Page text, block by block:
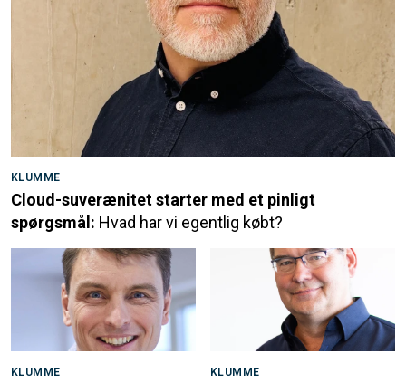
KLUMME
Cloud-suverænitet starter med et pinligt
spørgsmål: Hvad har vi egentlig købt?
KLUMME KLUMME